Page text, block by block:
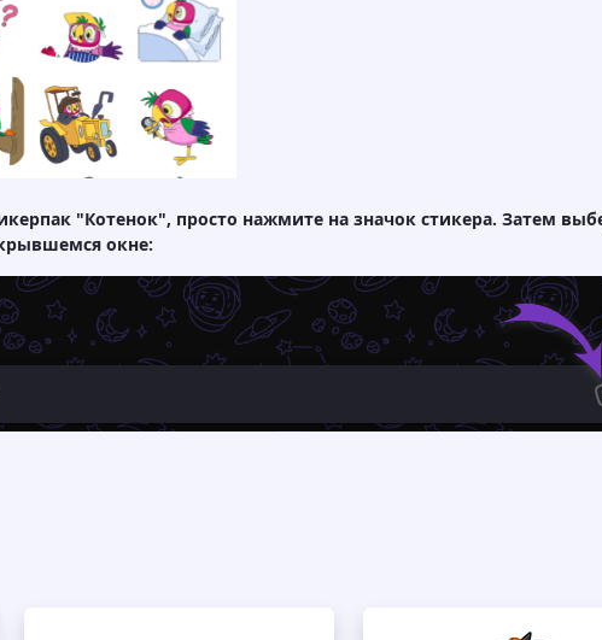
"Котенок", просто нажмите на значок стикера. Затем
окне: